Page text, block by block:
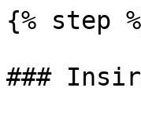
{% step
###